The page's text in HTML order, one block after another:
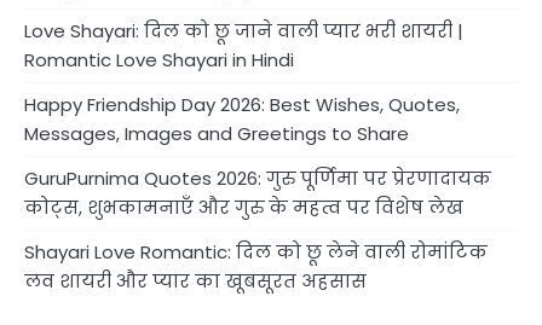
Love Shayari: दिल को छू जाने वाली प्यार भरी शायरी |
Romantic Love Shayari in Hindi
Happy Friendship Day 2026: Best Wishes, Quotes,
Messages, Images and Greetings to Share
GuruPurnima Quotes 2026: गुरु पूर्णिमा पर प्रेरणादायक
कोट्स, शुभकामनाएँ और गुरु के महत्व पर विशेष लेख
Shayari Love Romantic: दिल को छू लेने वाली रोमांटिक
लव शायरी और प्यार का खूबसूरत अहसास